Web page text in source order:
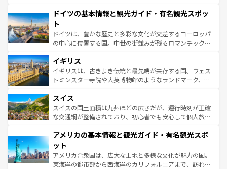
せる。地方によって風土や気候が異なるスペインはその個
ンテンツ一覧 を参照してほしい。
で、幅広い魅力が詰まっている。華麗な宮殿、歴史的な大
聖堂、美しいビーチ、そして豊かな自然が、訪れる者を心
から魅了する。また、フランスは美食の国としても知ら
れ、フランス料理はユネスコ無形文化遺産にも登録されて
香り高いラベンダー畑など、多彩な楽しみ方が可能だ。さ
らに、パリ以外の地域にも魅力が溢れており、どの街角に
も豊かな歴史と文化が息づいている。パリ以外の個性あふ
を参照してほしい。
ドイツの基本情報と観光ガイド・有名観光スポッ
ト
ドイツは、豊かな歴史と多彩な文化が交差するヨーロッパ
の中心に位置する国。中世の街並みが残るロマンチック街
顔を持つこの国は、どこを歩いても飽きることがない。ベ
ルリンの文化的活気、バイエルン州のアルプスの絶景、そ
してライン川沿いのワイン畑といった風景は必見。ビール
は、お酒好きな人にはぜひ体験してほしい。 なお、新着の
ドイツ情報はコンテンツ一覧を参照してほしい。
イギリス
イギリスは、古きよき伝統と最先端が共存する国。ウェス
トミンスター寺院や大英博物館のようなランドマーク、歴
リアごとに異なる魅力がある。また、優雅なアフタヌーン
ティー、ビール好きにはたまらない英国パブ、サッカー観
戦など、本場だからこそできる体験も豊富。イギリスを旅
ンツ一覧を参照してほしい。
スイス
スイスの国土面積は九州ほどの広さだが、運行時刻が正確
な交通網が整備されており、初心者でも安心して個人旅行
の建物がそのまま残る町や、スイスならではのユニークな
博物館もあり、アルプス観光だけでなく町歩きも満喫する
ことができる。国民の所得が高いため物価も高いが、旅行
者向けの交通パス提供のサービスもあり、うまく活用すれ
アメリカの基本情報と観光ガイド・有名観光スポ
ット
アメリカ合衆国は、広大な土地と多様な文化が魅力の国。
東海岸の都市部から西海岸のカリフォルニアまで、訪れる